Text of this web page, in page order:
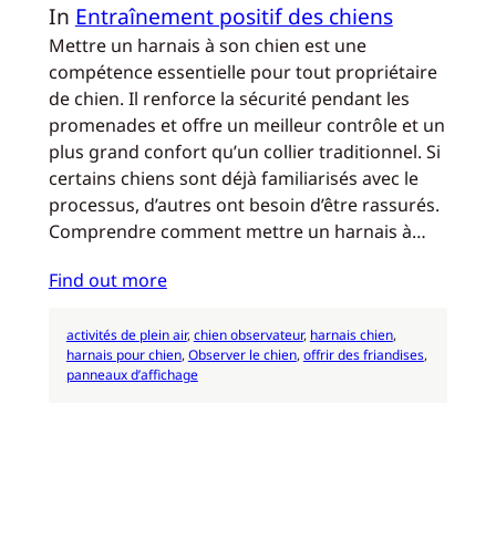
In Entraînement positif des chiens
Mettre un harnais à son chien est une
compétence essentielle pour tout propriétaire
de chien. Il renforce la sécurité pendant les
promenades et offre un meilleur contrôle et un
plus grand confort qu’un collier traditionnel. Si
certains chiens sont déjà familiarisés avec le
processus, d’autres ont besoin d’être rassurés.
Comprendre comment mettre un harnais à…
Find out more
activités de plein air, chien observateur, harnais chien
harnais pour chien, Observer le chien, offrir des friandises
panneaux d’affichage